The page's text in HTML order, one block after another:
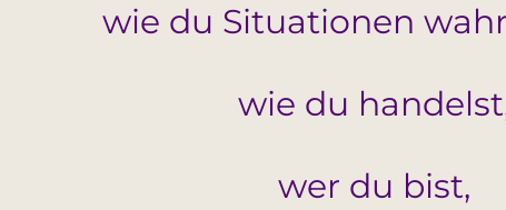
wie du Situationen
wie du
wer du bist,